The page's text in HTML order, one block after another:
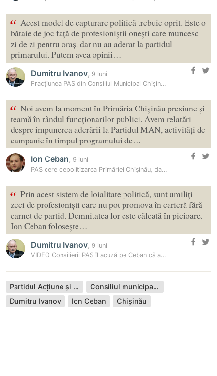
“ Acest model de capturare politică trebuie oprit. Este o
bătaie de joc față de profesioniștii onești care muncesc
zi de zi pentru oraș, dar nu au aderat la partidul
primarului. Putem avea opinii…
Dumitru Ivanov, 9 luni
Fracțiunea PAS din Consiliul Municipal Chișinău cere ”depolitizarea…
“ Noi avem la moment în Primăria Chișinău presiune și
teamă în rândul funcționarilor publici. Avem relatări
despre impunerea aderării la Partidul MAN, activități de
campanie în timpul programului de…
Ion Ceban, 9 luni
PAS cere depolitizarea Primăriei Chișinău, dar Primăria ripostează:…
“ Prin acest sistem de loialitate politică, sunt umiliți
zeci de profesioniști care nu pot promova în carieră fără
carnet de partid. Demnitatea lor este călcată în picioare.
Ion Ceban folosește…
Dumitru Ivanov, 9 luni
VIDEO Consilierii PAS îl acuză pe Ceban că a făcut din Primărie un…
Partidul Acțiune și Solidaritate
Consiliul municipal Chișinău
Dumitru Ivanov
Ion Ceban Chișinău